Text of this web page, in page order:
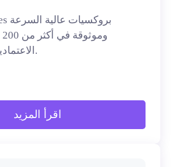
الاعتمادية بأسعار تنافسية.
اقرأ المزيد